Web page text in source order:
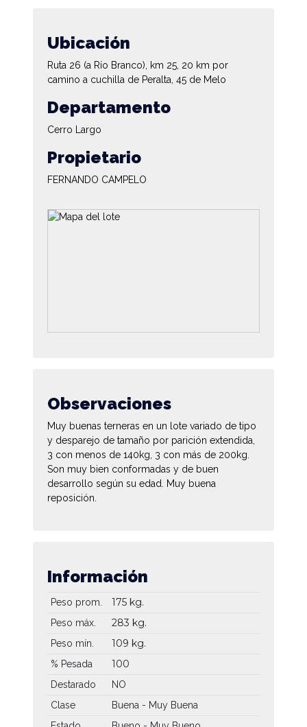
Ubicación
Ruta 26 (a Río Branco), km 25, 20 km por
camino a cuchilla de Peralta, 45 de Melo
Departamento
Cerro Largo
Propietario
FERNANDO CAMPELO
Observaciones
Muy buenas terneras en un lote variado de tipo
y desparejo de tamaño por parición extendida,
3 con menos de 140kg, 3 con más de 200kg.
Son muy bien conformadas y de buen
desarrollo según su edad. Muy buena
reposición.
Información
Peso prom. 175 kg.
Peso máx. 283 kg.
Peso mín. 109 kg.
% Pesada 100
Destarado
NO
Clase
Buena - Muy Buena